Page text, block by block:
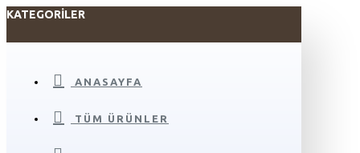
KATEGORILER
ANASAYFA
TÜM ÜRÜNLER